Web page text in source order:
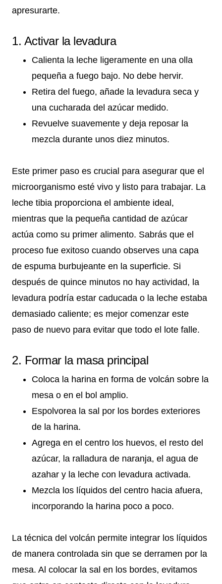
apresurarte.
1. Activar la levadura
Calienta la leche ligeramente en una olla
pequeña a fuego bajo. No debe hervir.
Retira del fuego, añade la levadura seca y
una cucharada del azúcar medido.
Revuelve suavemente y deja reposar la
mezcla durante unos diez minutos.
Este primer paso es crucial para asegurar que el
microorganismo esté vivo y listo para trabajar. La
leche tibia proporciona el ambiente ideal,
mientras que la pequeña cantidad de azúcar
actúa como su primer alimento. Sabrás que el
proceso fue exitoso cuando observes una capa
de espuma burbujeante en la superficie. Si
después de quince minutos no hay actividad, la
levadura podría estar caducada o la leche estaba
demasiado caliente; es mejor comenzar este
paso de nuevo para evitar que todo el lote falle.
2. Formar la masa principal
Coloca la harina en forma de volcán sobre la
mesa o en el bol amplio.
Espolvorea la sal por los bordes exteriores
de la harina.
Agrega en el centro los huevos, el resto del
azúcar, la ralladura de naranja, el agua de
azahar y la leche con levadura activada.
Mezcla los líquidos del centro hacia afuera,
incorporando la harina poco a poco.
La técnica del volcán permite integrar los líquidos
de manera controlada sin que se derramen por la
mesa. Al colocar la sal en los bordes, evitamos